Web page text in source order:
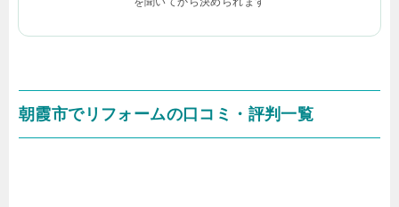
朝霞市でリフォームの口コミ・評判一覧